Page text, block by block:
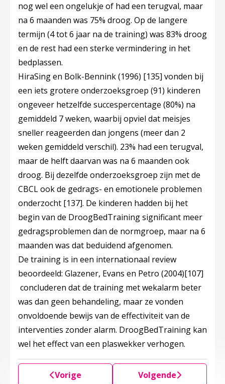
nog wel een ongelukje of had een terugval, maar
na 6 maanden was 75% droog. Op de langere
termijn (4 tot 6 jaar na de training) was 83% droog
en de rest had een sterke vermindering in het
bedplassen.
HiraSing en Bolk-Bennink (1996) [135] vonden bij
een iets grotere onderzoeksgroep (91) kinderen
ongeveer hetzelfde succespercentage (80%) na
gemiddeld 7 weken, waarbij opviel dat meisjes
sneller reageerden dan jongens (meer dan 2
weken gemiddeld verschil). 23% had een terugval,
maar de helft daarvan was na 6 maanden ook
droog. Bij dezelfde onderzoeksgroep zijn met de
CBCL ook de gedrags- en emotionele problemen
onderzocht [137]. De kinderen hadden bij het
begin van de DroogBedTraining significant meer
gedragsproblemen dan de normgroep, maar na 6
maanden was dat beduidend afgenomen.
De training is in een internationaal review
beoordeeld: Glazener, Evans en Petro (2004)[107]
concluderen dat de training met wekalarm beter
was dan geen behandeling, maar ze vonden
onvoldoende bewijs van de effectiviteit van de
interventies zonder alarm. DroogBedTraining kan
wel het effect van een plaswekker verhogen.
Vorige Volgende